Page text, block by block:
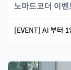
노마드코더 이벤
[EVENT] AI 부터